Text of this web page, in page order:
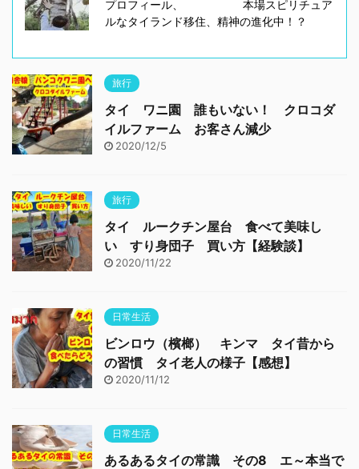
プロフィール、 本場スピリチュア
ルなタイランド移住、精神の進化中！？
旅行
タイ ワニ園 誰もいない！ クロコダ
イルファーム お客さん減少
2020/12/5
旅行
タイ ルークチン屋台 食べて美味し
い すり身団子 買い方【経験談】
2020/11/22
日常生活
ビンロウ（檳榔） キンマ タイ昔から
の習慣 タイ老人の様子【感想】
2020/11/12
日常生活
あるあるタイの常識 その8 エ～本当で